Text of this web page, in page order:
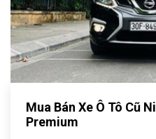
Mua Bán Xe Ô Tô Cũ
Premium